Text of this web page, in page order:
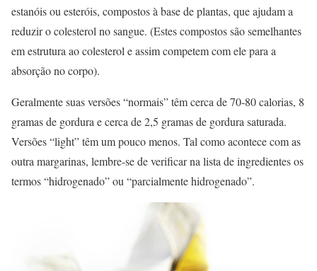
estanóis ou esteróis, compostos à base de plantas, que ajudam a
reduzir o colesterol no sangue. (Estes compostos são semelhantes
em estrutura ao colesterol e assim competem com ele para a
absorção no corpo).
Geralmente suas versões “normais” têm cerca de 70-80 calorias, 8
gramas de gordura e cerca de 2,5 gramas de gordura saturada.
Versões “light” têm um pouco menos. Tal como acontece com as
outra margarinas, lembre-se de verificar na lista de ingredientes os
termos “hidrogenado” ou “parcialmente hidrogenado”.